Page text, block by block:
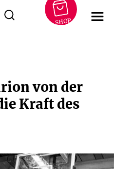
SHOP
von der
Kraft des